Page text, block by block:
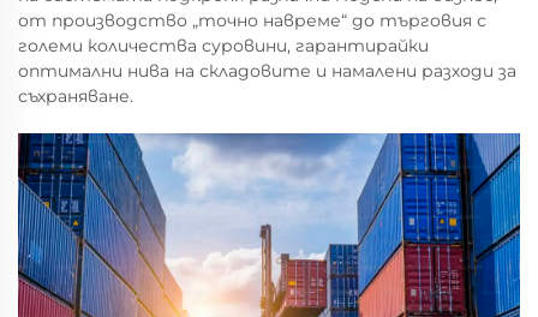
от производство „точно навреме“ до търговия с
големи количества суровини, гарантирайки
оптимални нива на складовите и намалени разходи за
съхраняване.